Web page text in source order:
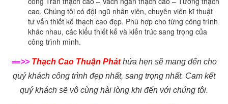
cao. Chúng tôi có đội ngũ nhân viên, chuyên viên kĩ thuật
tư vấn thiết kế thạch cao đẹp. Phù hợp cho từng công trình
khác nhau, các kiểu thiết kế và kiến trúc sang trọng của
công trình mình.
==>> Thạch Cao Thuận Pháthứa hẹn sẽ mang đến cho
quý khách công trình đẹp nhất, sang trọng nhất. Cam kết
quý khách sẽ vô cùng hài lòng khi đến với chúng tôi.